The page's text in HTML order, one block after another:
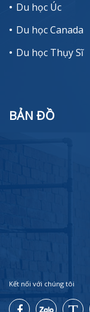
Du học Úc
Du học Canada
Du học Thụy Sĩ
BẢN ĐỒ
Kết nối với chúng tôi